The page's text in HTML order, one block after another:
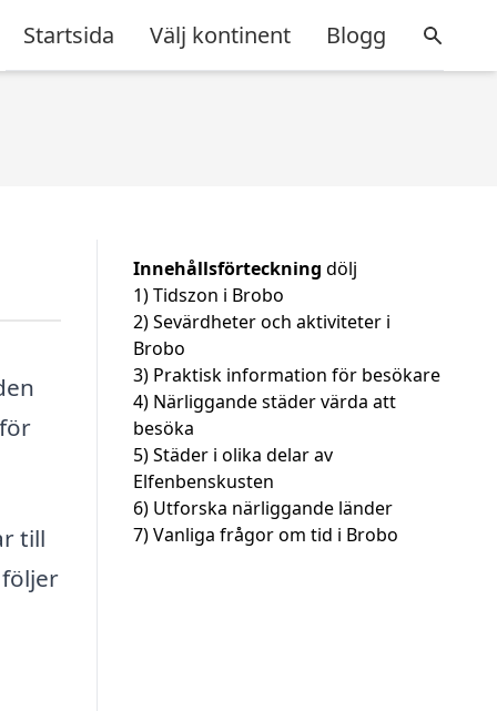
Startsida Välj kontinent Blogg
till
Innehållsförteckning dölj
1)Tidszon i Brobo
2)Sevärdheter och aktiviteter i
Brobo
3) Praktisk information för besökare
4) Närliggande städer värda att
besöka
5)Städer i olika delar av
Elfenbenskusten
6) Utforska närliggande länder
7)Vanliga frågor om tid i Brobo